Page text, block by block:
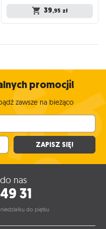
39,95 zł
promocji!
zawsze na bieżąco
ZAPISZ SIĘ!
nas
31
do piątku